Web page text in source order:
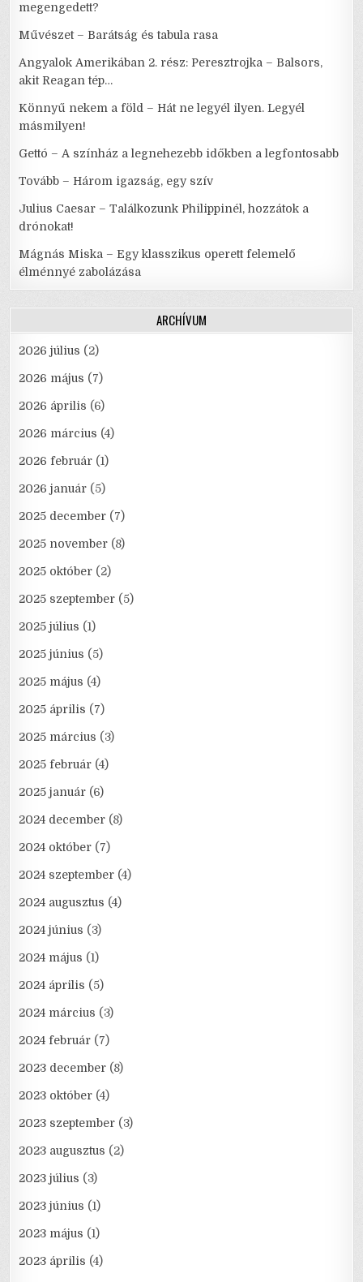
megengedett?
Művészet – Barátság és tabula rasa
Angyalok Amerikában 2. rész: Peresztrojka – Balsors,
akit Reagan tép…
Könnyű nekem a föld – Hát ne legyél ilyen. Legyél
másmilyen!
Gettó – A színház a legnehezebb időkben a legfontosabb
Tovább – Három igazság, egy szív
Julius Caesar – Találkozunk Philippinél, hozzátok a
drónokat!
Mágnás Miska – Egy klasszikus operett felemelő
élménnyé zabolázása
ARCHÍVUM
2026 július (2)
2026 május (7)
2026 április (6)
2026 március (4)
2026 február (1)
2026 január (5)
2025 december (7)
2025 november (8)
2025 október (2)
2025 szeptember (5)
2025 július (1)
2025 június (5)
2025 május (4)
2025 április (7)
2025 március (3)
2025 február (4)
2025 január (6)
2024 december (8)
2024 október (7)
2024 szeptember (4)
2024 augusztus (4)
2024 június (3)
2024 május (1)
2024 április (5)
2024 március (3)
2024 február (7)
2023 december (8)
2023 október (4)
2023 szeptember (3)
2023 augusztus (2)
2023 július (3)
2023 június (1)
2023 május (1)
2023 április (4)